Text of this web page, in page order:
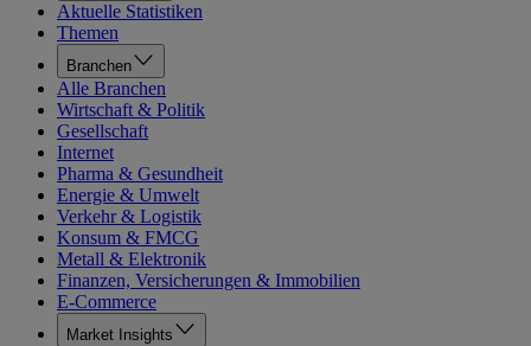
Aktuelle Statistiken
Themen
Branchen
Alle Branchen
Wirtschaft & Politik
Gesellschaft
Internet
Pharma & Gesundheit
Energie & Umwelt
Verkehr & Logistik
Konsum & FMCG
Metall & Elektronik
Finanzen, Versicherungen & Immobilien
E-Commerce
Market Insights